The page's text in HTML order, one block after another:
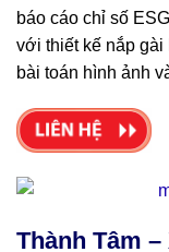
báo cáo chỉ số
với thiết kế nắp gài
bài toán hình ảnh
Thành Tâm